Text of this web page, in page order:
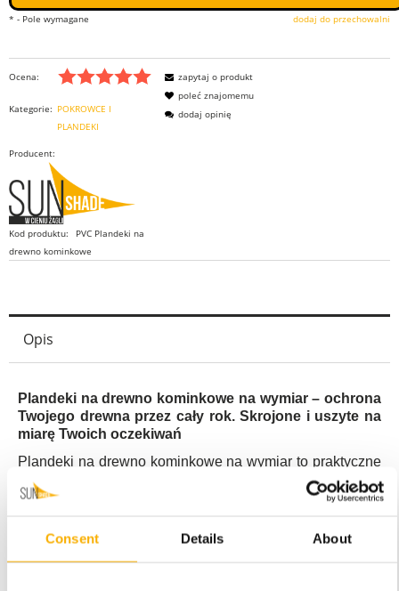
Consent Details About
dodaj do przechowalni
* - Pole wymagane
Ocena:
Kategorie: POKROWCE I
PLANDEKI
Producent:
Kod produktu:
PVC Plandeki na
drewno kominkowe
zapytaj o produkt
poleć znajomemu
dodaj opinię
Opis
Plandeki na drewno kominkowe na wymiar – ochrona
Twojego drewna przez cały rok. Skrojone i uszyte na
miarę Twoich oczekiwań
Plandeki na drewno kominkowe na wymiar to praktyczne
rozwiązanie, które zapewnia skuteczną ochronę drewna
przed wilgocią, deszczem, śniegiem oraz
zabezpieczenia drewna kominkowego
przechowywanego na zewnątrz. Dzięki możliwości